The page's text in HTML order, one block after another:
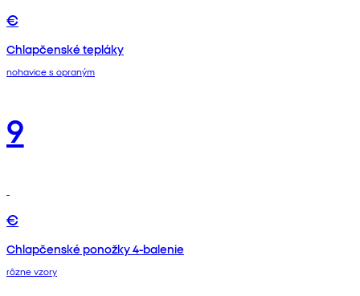
€
Chlapčenské tepláky
nohavice s opraným
9
€
Chlapčenské ponožky 4-balenie
rôzne vzory